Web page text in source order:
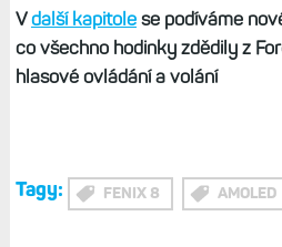
Vdalší kapitolese podíváme
co všechno hodinky zdědily z
hlasové ovládání a volání
Tagy: FENIX 8 AMOLED